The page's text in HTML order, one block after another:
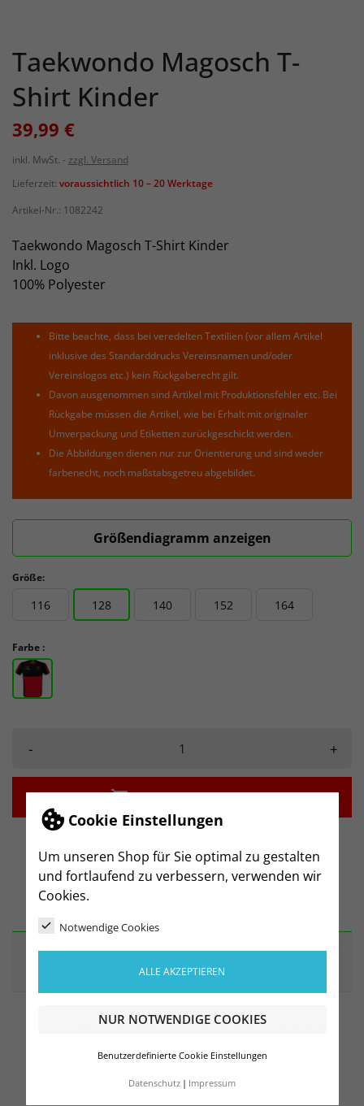
Cookie Einstellungen
Um unseren Shop für Sie optimal zu gestalten
und fortlaufend zu verbessern, verwenden wir
Cookies.
Notwendige Cookies
ALLE AKZEPTIEREN
NUR NOTWENDIGE COOKIES
Benutzerdefinierte Cookie Einstellungen
Datenschutz Impressum
Taekwondo Magosch T-
Shirt Kinder
39,99 €
inkl. MwSt.
zzgl. Versand
Lieferzeit: voraussichtlich 10 – 20 Werktage
Artikel-Nr.: 1082242
Taekwondo Magosch T-Shirt Kinder
Inkl. Logo
100% Polyester
Bitte beachte, dass bei veredelten Textilien (vor allem Artikel
inklusive des Standarddrucks Vereinsnamen und/oder
Vereinslogos etc.) kein Rückgaberecht gilt.
Davon ausgenommen sind Artikel mit Produktionsfehler etc. Bei
Rückgabe müssen die Artikel, wie bei Erhalt mit originaler
Umverpackung und Etiketten zurückgeschickt werden.
Die Abbildungen dienen nur zur Orientierung und sind weder
farbenecht, noch maßstabsgetreu abgebildet.
Größendiagramm anzeigen
Größe:
116 128 140 152 164
Farbe :
- +
 IN DEN WARENKORB
Gerippter Rundhalsausschnitt
100% Polyester